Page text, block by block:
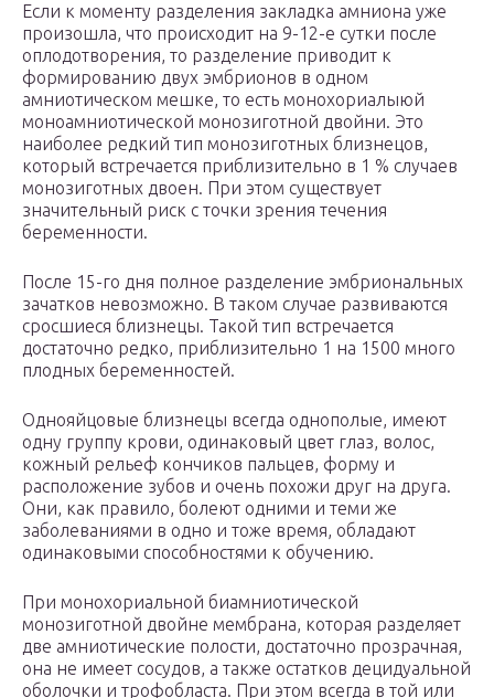
Если к моменту разделения закладка амниона уже
произошла, что происходит на 9-12-е сутки после
оплодотворения, то разделение приводит к
формированию двух эмбрионов в одном
амниотическом мешке, то есть монохориалыюй
моноамниотической монозиготной двойни. Это
наиболее редкий тип монозиготных близнецов,
который встречается приблизительно в 1 % случаев
монозиготных двоен. При этом существует
значительный риск с точки зрения течения
беременности.
После 15-го дня полное разделение эмбриональных
зачатков невозможно. В таком случае развиваются
сросшиеся близнецы. Такой тип встречается
достаточно редко, приблизительно 1 на 1500 много
плодных беременностей.
Однояйцовые близнецы всегда однополые, имеют
одну группу крови, одинаковый цвет глаз, волос,
кожный рельеф кончиков пальцев, форму и
расположение зубов и очень похожи друг на друга.
Они, как правило, болеют одними и теми же
заболеваниями в одно и тоже время, обладают
одинаковыми способностями к обучению.
При монохориальной биамниотической
монозиготной двойне мембрана, которая разделяет
две амниотические полости, достаточно прозрачная,
она не имеет сосудов, а также остатков децидуальной
оболочки и трофобласта. При этом всегда в той или